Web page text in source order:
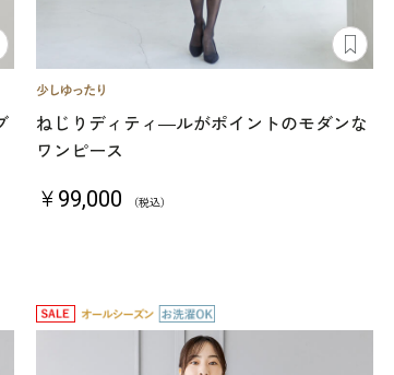
ねじりディティ―ルがポイントのモダンな
ワンピース
￥99,000 （税込）